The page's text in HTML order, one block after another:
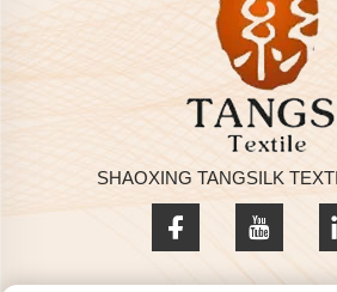
SHAOXING TANGSILK